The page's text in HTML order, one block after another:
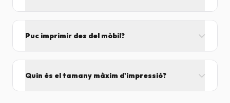
Word i Excel.
Puc imprimir des del mòbil?
Quin és el tamany màxim d'impressió?